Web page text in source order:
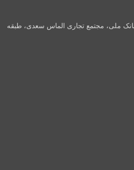
ملی، مجتمع تجاری الماس سعدی، طبقه